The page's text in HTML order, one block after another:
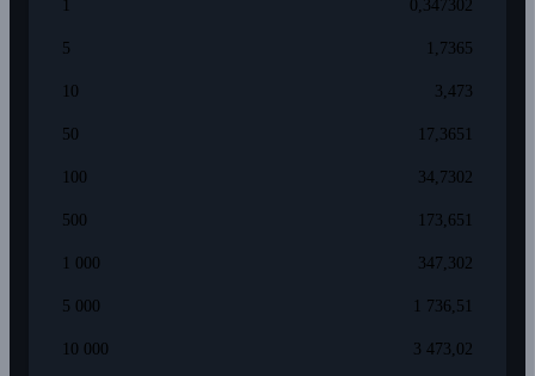
1 0,347302
5 1,7365
10 3,473
50 17,3651
100 34,7302
500 173,651
1 000 347,302
5 000 1 736,51
10 000 3 473,02